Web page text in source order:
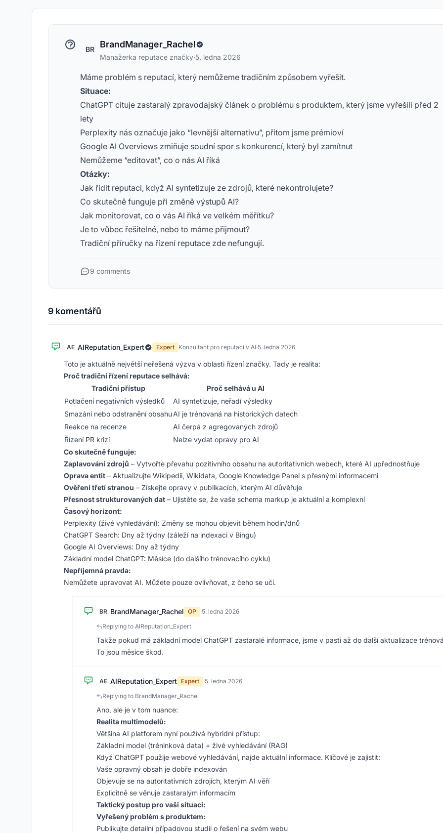
BR BrandManager_Rachel
Manažerka reputace značky·5. ledna 2026
Máme problém s reputací, který nemůžeme tradičním způsobem vyřešit.
Situace:
ChatGPT cituje zastaralý zpravodajský článek o problému s produktem, který jsme vyřešili před 2
lety
Perplexity nás označuje jako “levnější alternativu”, přitom jsme prémioví
Google AI Overviews zmiňuje soudní spor s konkurencí, který byl zamítnut
Nemůžeme “editovat”, co o nás AI říká
Otázky:
Jak řídit reputaci, když AI syntetizuje ze zdrojů, které nekontrolujete?
Co skutečně funguje při změně výstupů AI?
Jak monitorovat, co o vás AI říká ve velkém měřítku?
Je to vůbec řešitelné, nebo to máme přijmout?
Tradiční příručky na řízení reputace zde nefungují.
9 comments
9 komentářů
AE AIReputation_Expert Expert Konzultant pro reputaci v AI·5. ledna 2026
Toto je aktuálně největší neřešená výzva v oblasti řízení značky. Tady je realita:
Proč tradiční řízení reputace selhává:
Tradiční přístup
Proč selhává u AI
Potlačení negativních výsledků
AI syntetizuje, neřadí výsledky
Smazání nebo odstranění obsahuAI je trénovaná na historických datech
Reakce na recenze
AI čerpá z agregovaných zdrojů
Řízení PR krizí
Nelze vydat opravy pro AI
Co skutečně funguje:
Zaplavování zdrojů – Vytvořte převahu pozitivního obsahu na autoritativních webech, které AI upřednostňuje
Oprava entit – Aktualizujte Wikipedii, Wikidata, Google Knowledge Panel s přesnými informacemi
Ověření třetí stranou – Získejte opravy v publikacích, kterým AI důvěřuje
Přesnost strukturovaných dat – Ujistěte se, že vaše schema markup je aktuální a komplexní
Časový horizont:
Perplexity (živé vyhledávání): Změny se mohou objevit během hodin/dnů
ChatGPT Search: Dny až týdny (záleží na indexaci v Bingu)
Google AI Overviews: Dny až týdny
Základní model ChatGPT: Měsíce (do dalšího trénovacího cyklu)
Nepříjemná pravda:
Nemůžete upravovat AI. Můžete pouze ovlivňovat, z čeho se učí.
BR BrandManager_Rachel OP ·5. ledna 2026
Replying to AIReputation_Expert
Takže pokud má základní model ChatGPT zastaralé informace, jsme v pasti až do další aktualizace
To jsou měsíce škod.
AE AIReputation_Expert Expert ·5. ledna 2026
Replying to BrandManager_Rachel
Ano, ale je v tom nuance:
Realita multimodelů:
Většina AI platforem nyní používá hybridní přístup:
Základní model (tréninková data) + živé vyhledávání (RAG)
Když ChatGPT použije webové vyhledávání, najde aktuální informace. Klíčové je zajistit:
Vaše opravný obsah je dobře indexován
Objevuje se na autoritativních zdrojích, kterým AI věří
Explicitně se věnuje zastaralým informacím
Taktický postup pro vaši situaci:
Vyřešený problém s produktem:
Publikujte detailní případovou studii o řešení na svém webu